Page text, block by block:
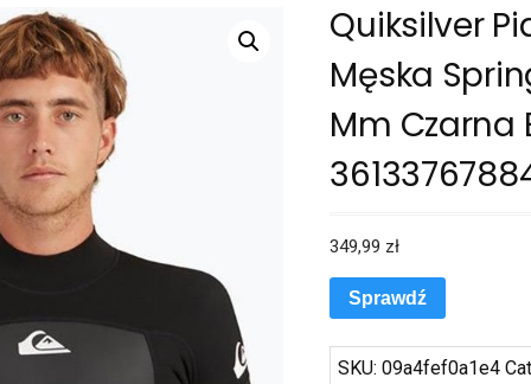
Quiksilver
Męska
Mm Czarna
349,99 zł
Sprawdź
SKU:09a4fef0a1e4